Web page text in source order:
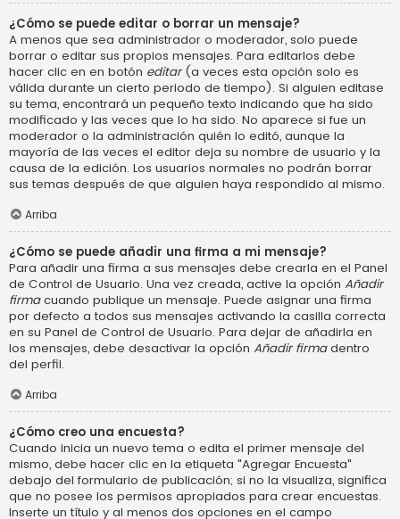
¿Cómo se puede editar o borrar un mensaje?
A menos que sea administrador o moderador, solo puede
borrar o editar sus propios mensajes. Para editarlos debe
hacer clic en en botón editar(a veces esta opción solo es
válida durante un cierto periodo de tiempo). Si alguien editase
su tema, encontrará un pequeño texto indicando que ha sido
modificado y las veces que lo ha sido. No aparece si fue un
moderador o la administración quién lo editó, aunque la
mayoría de las veces el editor deja su nombre de usuario y la
causa de la edición. Los usuarios normales no podrán borrar
sus temas después de que alguien haya respondido al mismo.
Arriba
¿Cómo se puede añadir una firma a mi mensaje?
Para añadir una firma a sus mensajes debe crearla en el Panel
de Control de Usuario. Una vez creada, active la opción Añadir
firmacuando publique un mensaje. Puede asignar una firma
por defecto a todos sus mensajes activando la casilla correcta
en su Panel de Control de Usuario. Para dejar de añadirla en
los mensajes, debe desactivar la opción Añadir firmadentro
del perfil.
Arriba
¿Cómo creo una encuesta?
Cuando inicia un nuevo tema o edita el primer mensaje del
mismo, debe hacer clic en la etiqueta "Agregar Encuesta"
debajo del formulario de publicación; si no la visualiza, significa
que no posee los permisos apropiados para crear encuestas.
Inserte un título y al menos dos opciones en el campo